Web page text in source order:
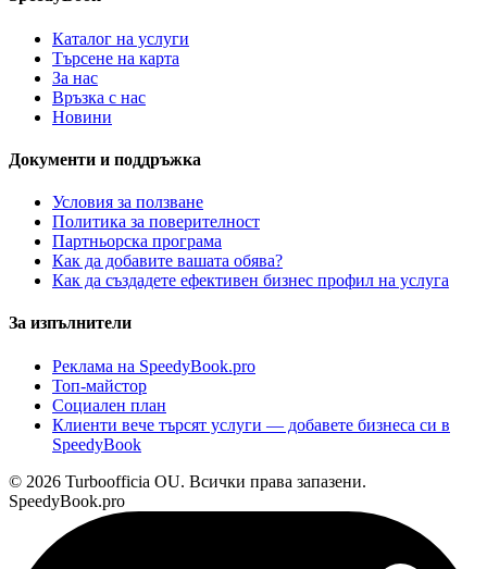
Каталог на услуги
Търсене на карта
За нас
Връзка с нас
Новини
Документи и поддръжка
Условия за ползване
Политика за поверителност
Партньорска програма
Как да добавите вашата обява?
Как да създадете ефективен бизнес профил на услуга
За изпълнители
Реклама на SpeedyBook.pro
Топ-майстор
Социален план
Клиенти вече търсят услуги — добавете бизнеса си в
SpeedyBook
© 2026 Turboofficia OU. Всички права запазени.
SpeedyBook.pro